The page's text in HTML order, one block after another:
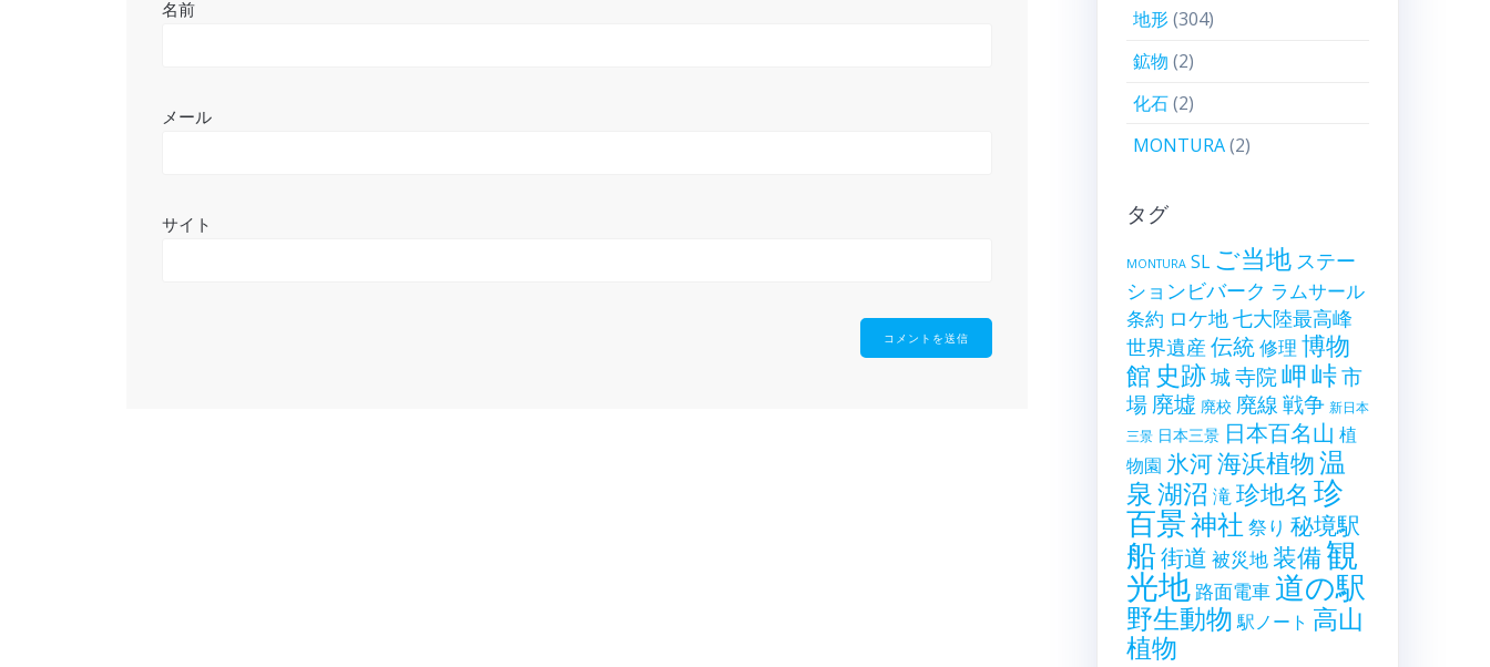
名前
メール
サイト
地形(304)
鉱物 (2)
化石(2)
MONTURA(2)
タグ
MONTURA SL ご当地 ステー
ションビバーク ラムサール
条約 ロケ地七大陸最高峰
世界遺産 伝統修理 博物
館 史跡城寺院岬峠市
場 廃墟 廃校 廃線戦争 新日本
三景 日本三景 日本百名山 植
物園 氷河海浜植物温
泉湖沼 滝珍地名 珍
百景神社 祭り 秘境駅
船街道 被災地装備観
光地 路面電車道の駅
野生動物 駅ノート 高山
植物